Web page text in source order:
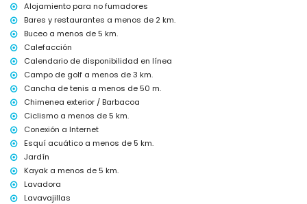
Instalaciones y servicios con cargo adicional
calefacción central y aire acondicionado
Entretenimiento y actividades de ocio para sus vacaciones en
Benissa, Costa Blanca
teatro y discoteca (dentro de 5 kilómetros de la casa)
parque temático (Terra Mítica) (dentro de 10 kilómetros de la casa)
Deportes
tenis (dentro de 1000 metros de la villa)
golf (San Jaime), ciclismo, piragüismo, kayak, buceo, esnórquel, surf,
windsurf y esquí acuático (dentro de 5 kilómetros de la villa)
paseo a caballo y senderismo (dentro de 10 kilómetros de la villa)
Alojamiento para no fumadores
Bares y restaurantes a menos de 2 km.
Buceo a menos de 5 km.
Calefacción
Calendario de disponibilidad en línea
Campo de golf a menos de 3 km.
Cancha de tenis a menos de 50 m.
Chimenea exterior / Barbacoa
Ciclismo a menos de 5 km.
Conexión a Internet
Esquí acuático a menos de 5 km.
Jardín
Kayak a menos de 5 km.
Lavadora
Lavavajillas